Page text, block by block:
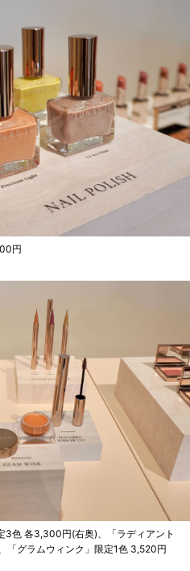
円
3色 各3,300円(右奥)、「ラディアント
「グラムウィンク」限定1色 3,520円